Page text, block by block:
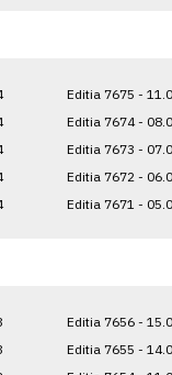
Editia 7675 -
Editia 7674 -
Editia 7673 -
Editia 7672 -
Editia 7671 -
Editia 7656 -
Editia 7655 -